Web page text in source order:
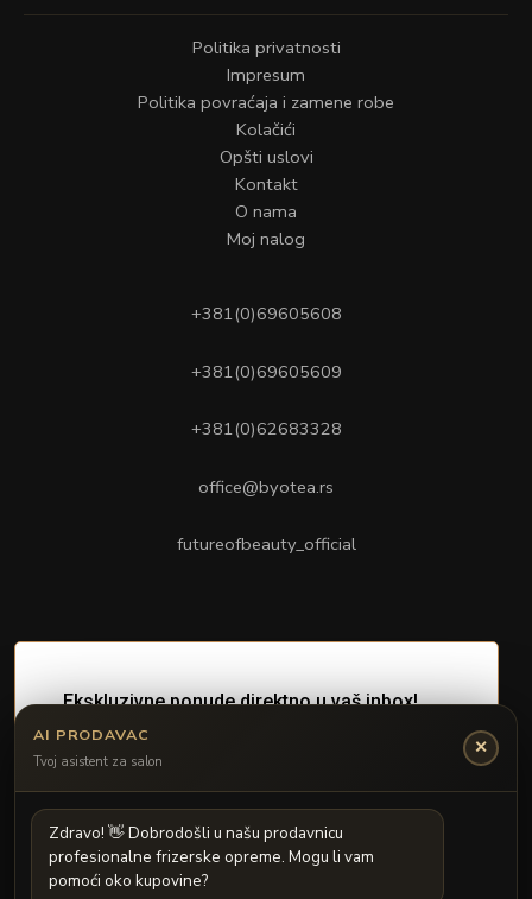
Politika privatnosti
Impresum
Politika povraćaja i zamene robe
Kolačići
Opšti uslovi
Kontakt
O nama
Moj nalog
+381(0)69605608
+381(0)69605609
+381(0)62683328
office@byotea.rs
futureofbeauty_official
AI PRODAVAC
Tvoj asistent za salon
✕
Zdravo! Dobrodošli u našu prodavnicu
profesionalne frizerske opreme. Mogu li vam
pomoći oko kupovine?